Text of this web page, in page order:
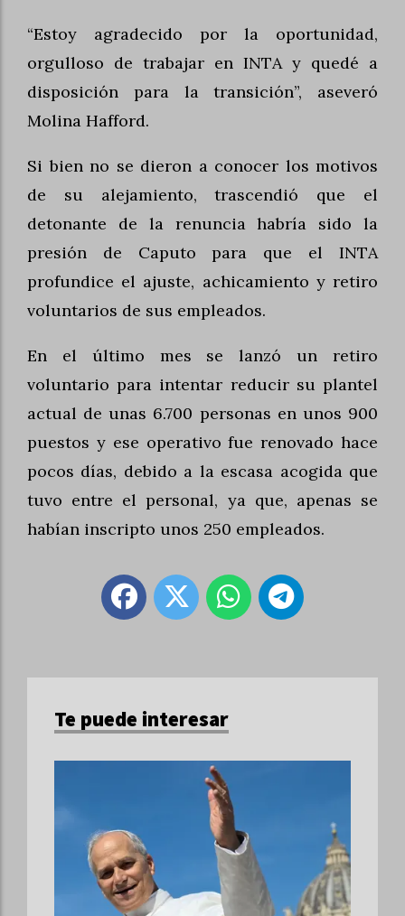
“Estoy agradecido por la oportunidad,
orgulloso de trabajar en INTA y quedé a
disposición para la transición”, aseveró
Molina Hafford.
Si bien no se dieron a conocer los motivos
de su alejamiento, trascendió que el
detonante de la renuncia habría sido la
presión de Caputo para que el INTA
profundice el ajuste, achicamiento y retiro
voluntarios de sus empleados.
En el último mes se lanzó un retiro
voluntario para intentar reducir su plantel
actual de unas 6.700 personas en unos 900
puestos y ese operativo fue renovado hace
pocos días, debido a la escasa acogida que
tuvo entre el personal, ya que, apenas se
habían inscripto unos 250 empleados.
Te puede interesar